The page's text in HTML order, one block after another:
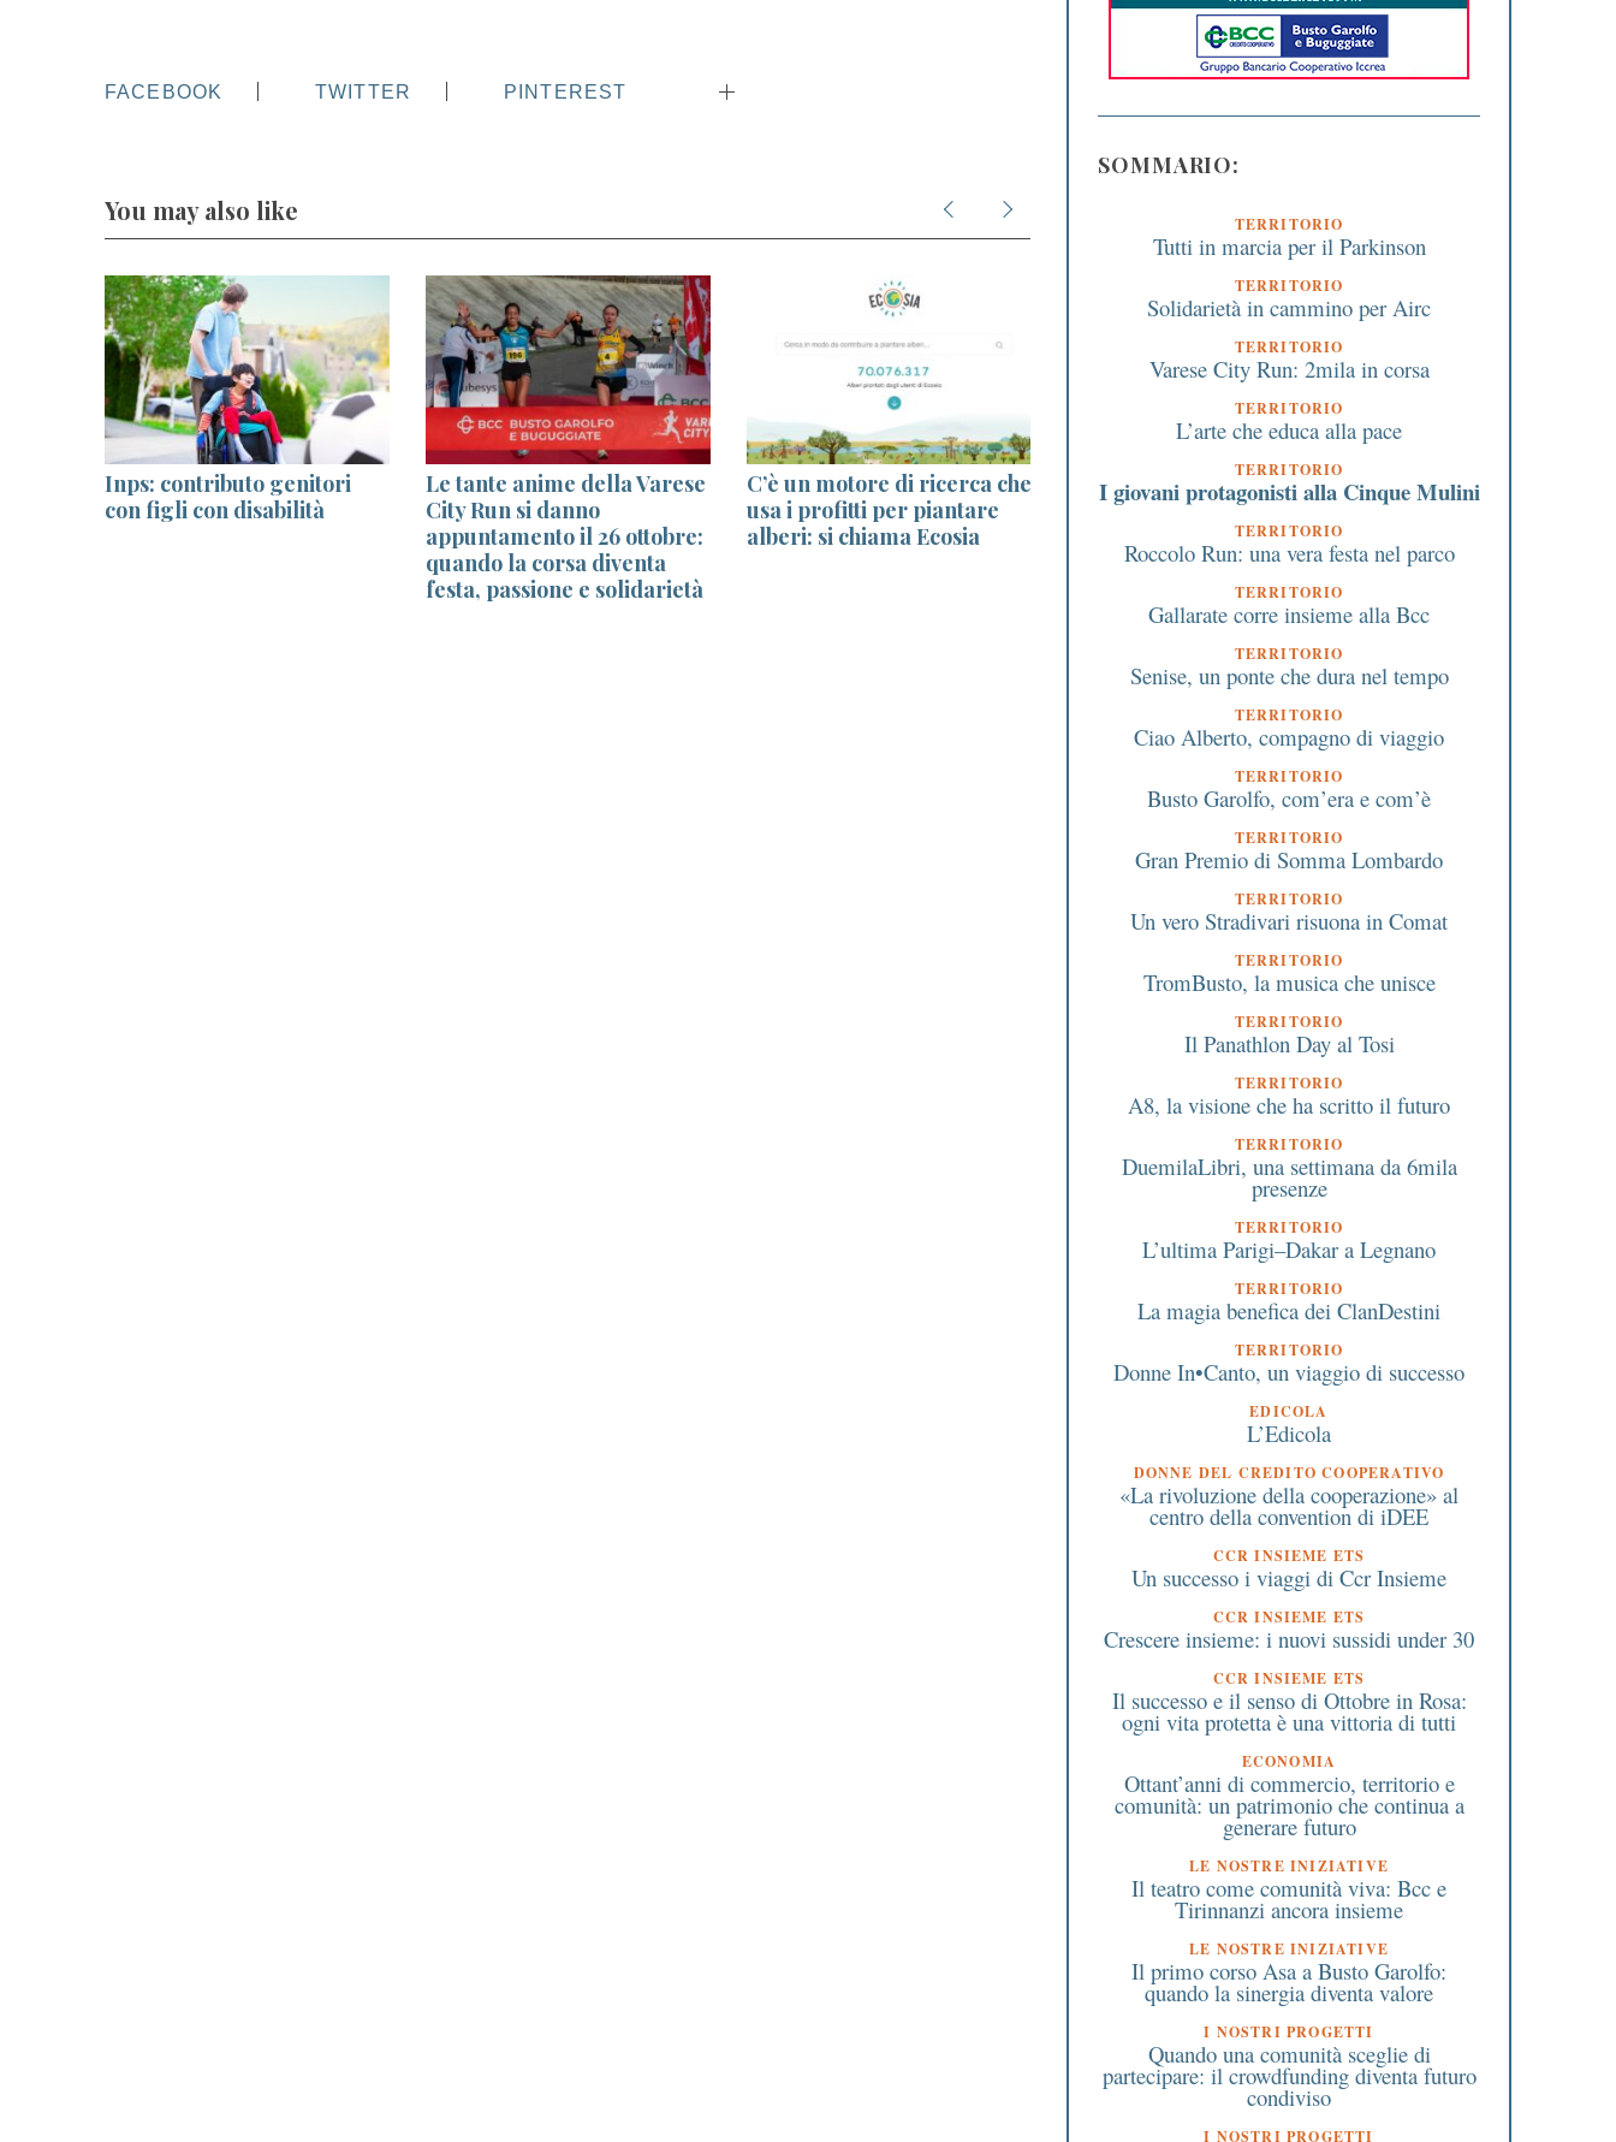
FACEBOOK TWITTER PINTEREST
You may also like
Inps: contributo genitori
con figli con disabilità
Le tante anime della Varese
City Run si danno
appuntamento il 26 ottobre:
quando la corsa diventa
festa, passione e solidarietà
C’è un motore di ricerca che
usa i profitti per piantare
alberi: si chiama Ecosia
Questa sera con la Gioeubia
si bruciano anche le paure
del Covid in diretta
streaming
Avanguardie Rosa,
l’alpinismo femminile
mercoledì 9 luglio
montagna e coraggio
SOMMARIO:
TERRITORIO
Tutti in marcia per il Parkinson
TERRITORIO
Solidarietà in cammino per Airc
TERRITORIO
Varese City Run: 2mila in corsa
TERRITORIO
L’arte che educa alla pace
TERRITORIO
I giovani protagonisti alla Cinque Mulini
TERRITORIO
Roccolo Run: una vera festa nel parco
TERRITORIO
Gallarate corre insieme alla Bcc
TERRITORIO
Senise, un ponte che dura nel tempo
TERRITORIO
Ciao Alberto, compagno di viaggio
TERRITORIO
Busto Garolfo, com’era e com’è
TERRITORIO
Gran Premio di Somma Lombardo
TERRITORIO
Un vero Stradivari risuona in Comat
TERRITORIO
TromBusto, la musica che unisce
TERRITORIO
Il Panathlon Day al Tosi
TERRITORIO
A8, la visione che ha scritto il futuro
TERRITORIO
DuemilaLibri, una settimana da 6mila
presenze
TERRITORIO
L’ultima Parigi–Dakar a Legnano
TERRITORIO
La magia benefica dei ClanDestini
TERRITORIO
Donne In•Canto, un viaggio di successo
EDICOLA
L’Edicola
DONNE DEL CREDITO COOPERATIVO
«La rivoluzione della cooperazione» al
centro della convention di iDEE
CCR INSIEME ETS
Un successo i viaggi di Ccr Insieme
CCR INSIEME ETS
Crescere insieme: i nuovi sussidi under 30
CCR INSIEME ETS
Il successo e il senso di Ottobre in Rosa:
ogni vita protetta è una vittoria di tutti
ECONOMIA
Ottant’anni di commercio, territorio e
comunità: un patrimonio che continua a
generare futuro
LE NOSTRE INIZIATIVE
Il teatro come comunità viva: Bcc e
Tirinnanzi ancora insieme
LE NOSTRE INIZIATIVE
Il primo corso Asa a Busto Garolfo:
quando la sinergia diventa valore
I NOSTRI PROGETTI
Quando una comunità sceglie di
partecipare: il crowdfunding diventa futuro
condiviso
I NOSTRI PROGETTI
S
e
r
c
h
f
o
r
: